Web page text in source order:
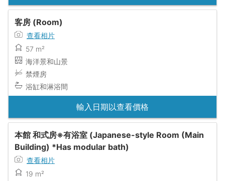
客房 (Room)
查看相片
57 m²
海洋景和山景
禁煙房
浴缸和淋浴間
輸入日期以查看價格
本館 和式房※有浴室 (Japanese-style Room (Main
Building) *Has modular bath)
查看相片
19 m²